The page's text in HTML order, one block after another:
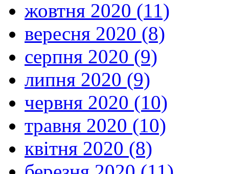
жовтня 2020 (11)
вересня 2020 (8)
серпня 2020 (9)
липня 2020 (9)
червня 2020 (10)
травня 2020 (10)
квітня 2020 (8)